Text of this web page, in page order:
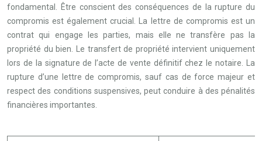
fondamental. Être conscient des conséquences de la rupture du
compromis est également crucial. La lettre de compromis est un
contrat qui engage les parties, mais elle ne transfère pas la
propriété du bien. Le transfert de propriété intervient uniquement
lors de la signature de l’acte de vente définitif chez le notaire. La
rupture d’une lettre de compromis, sauf cas de force majeur et
respect des conditions suspensives, peut conduire à des pénalités
financières importantes.